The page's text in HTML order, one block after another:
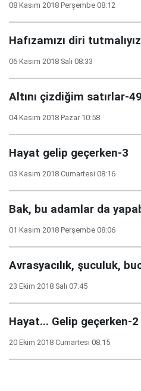
08 Kasım 2018 Perşembe 08:12
Hafızamızı diri
06 Kasım 2018 Salı 08:33
Altını çizdiğim satırlar-49
04 Kasım 2018 Pazar 10:58
Hayat gelip geçerken-3
03 Kasım 2018 Cumartesi 08:16
Bak, bu adamlar da
01 Kasım 2018 Perşembe 08:06
Avrasyacılık, şuculuk,
23 Ekim 2018 Salı 07:45
Hayat... Gelip geçerken-2
20 Ekim 2018 Cumartesi 08:15